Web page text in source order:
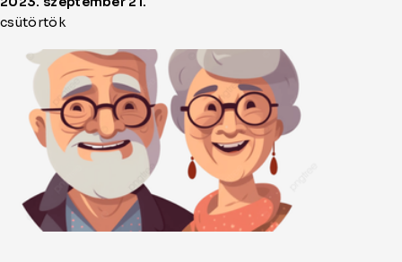
10.
napján!
cikket
csütörtök